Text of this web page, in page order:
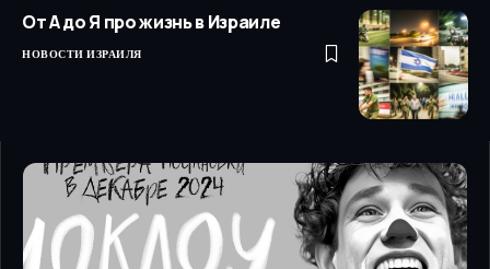
От А до Я про жизнь в Израиле
НОВОСТИ ИЗРАИЛЯ